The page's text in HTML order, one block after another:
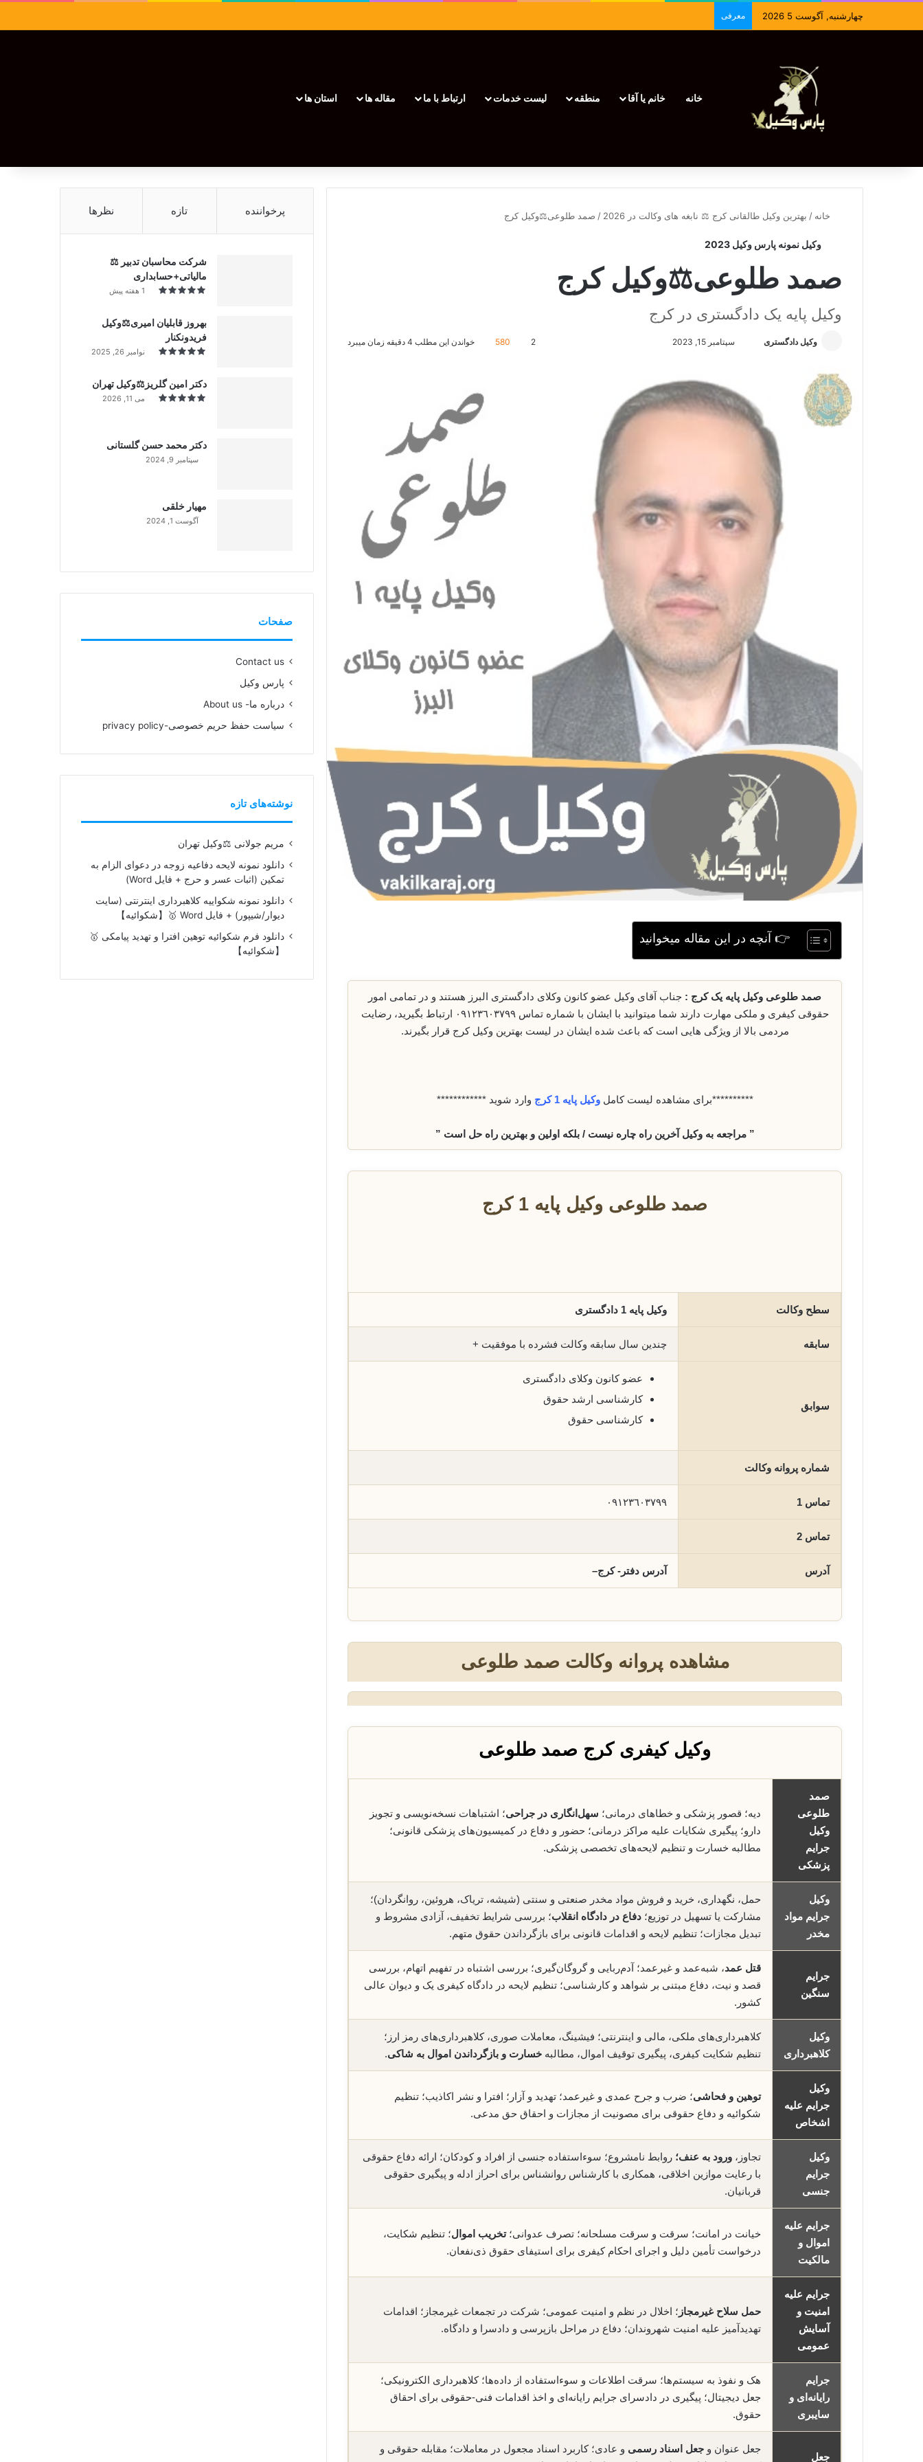
چهارشنبه, آگوست 5 2026 معرفی
خانه خانم یا آقا منطقه لیست خدمات ارتباط با ما مقاله ها استان ها
خانه / بهترین وکیل طالقانی کرج ⚖️ نابغه های وکالت در 2026 / صمد طلوعی⚖️وکیل کرج
وکیل نمونه پارس وکیل 2023
صمد طلوعی⚖️وکیل کرج
وکیل پایه یک دادگستری در کرج
وکیل دادگستری
ل
ا
سپتامبر 15, 2023 2
580 خواندن این مطلب 4 دقیقه زمان میبرد
👉 آنچه در این مقاله میخوانید
صمد طلوعی وکیل پایه‌ یک کرج : جناب آقای وکیل عضو کانون وکلای دادگستری البرز هستند و در تمامی امور
حقوقی کیفری و ملکی مهارت دارند شما میتوانید با ایشان با شماره تماس ٠٩١٢٣٦٠٣٧٩٩ ارتباط بگیرید، رضایت
مردمی بالا از ویژگی هایی است که باعث شده ایشان در لیست بهترین وکیل کرج قرار بگیرند.
**********برای مشاهده لیست کاملوکیل پایه 1 کرج وارد شوید ************
” مراجعه به وکیل آخرین راه چاره نیست / بلکه اولین و بهترین راه حل است ”
صمد طلوعی وکیل پایه 1 کرج
سطح وکالت وکیل پایه 1 دادگستری
سابقه چندین سال سابقه وکالت فشرده با موفقیت +
سوابق
عضو کانون وکلای دادگستری
کارشناسی ارشد حقوق
کارشناسی حقوق
شماره پروانه وکالت
تماس 1 ٠٩١٢٣٦٠٣٧٩٩
تماس 2
آدرس آدرس دفتر- کرج–
مشاهده پروانه وکالت صمد طلوعی
وکیل کیفری کرج صمد طلوعی
صمد
طلوعی
وکیل
جرایم
پزشکی
دیه؛ قصور پزشکی و خطاهای درمانی؛ سهل‌انگاری در جراحی؛ اشتباهات نسخه‌نویسی و تجویز
دارو؛ پیگیری شکایات علیه مراکز درمانی؛ حضور و دفاع در کمیسیون‌های پزشکی قانونی؛
مطالبه خسارت و تنظیم لایحه‌های تخصصی پزشکی.
وکیل
جرایم مواد
مخدر
حمل، نگهداری، خرید و فروش مواد مخدر صنعتی و سنتی (شیشه، تریاک، هروئین، روانگردان)؛
مشارکت یا تسهیل در توزیع؛ دفاع در دادگاه انقلاب؛ بررسی شرایط تخفیف، آزادی مشروط و
تبدیل مجازات؛ تنظیم لایحه و اقدامات قانونی برای بازگرداندن حقوق متهم.
جرایم
سنگین
قتل عمد، شبه‌عمد و غیرعمد؛ آدم‌ربایی و گروگان‌گیری؛ بررسی اشتباه در تفهیم اتهام، بررسی
قصد و نیت، دفاع مبتنی بر شواهد و کارشناسی؛ تنظیم لایحه در دادگاه کیفری یک و دیوان عالی
کشور.
وکیل
کلاهبرداری
کلاهبرداری‌های ملکی، مالی و اینترنتی؛ فیشینگ، معاملات صوری، کلاهبرداری‌های رمز ارز؛
تنظیم شکایت کیفری، پیگیری توقیف اموال، مطالبه خسارت و بازگرداندن اموال به شاکی.
وکیل
جرایم علیه
اشخاص
توهین و فحاشی؛ ضرب و جرح عمدی و غیرعمد؛ تهدید و آزار؛ افترا و نشر اکاذیب؛ تنظیم
شکوائیه و دفاع حقوقی برای مصونیت از مجازات و احقاق حق مدعی.
وکیل
جرایم
جنسی
تجاوز، ورود به عنف؛ روابط نامشروع؛ سوءاستفاده جنسی از افراد و کودکان؛ ارائه دفاع حقوقی
با رعایت موازین اخلاقی، همکاری با کارشناس روانشناس برای احراز ادله و پیگیری حقوقی
قربانیان.
جرایم علیه
اموال و
مالکیت
خیانت در امانت؛ سرقت و سرقت مسلحانه؛ تصرف عدوانی؛تخریب اموال؛ تنظیم شکایت،
درخواست تأمین دلیل و اجرای احکام کیفری برای استیفای حقوق ذی‌نفعان.
جرایم علیه
امنیت و
آسایش
عمومی
حمل سلاح غیرمجاز ؛ اخلال در نظم و امنیت عمومی؛ شرکت در تجمعات غیرمجاز؛ اقدامات
تهدیدآمیز علیه امنیت شهروندان؛ دفاع در مراحل بازپرسی و دادسرا و دادگاه.
جرایم
رایانه‌ای و
سایبری
هک و نفوذ به سیستم‌ها؛ سرقت اطلاعات و سوء‌استفاده از داده‌ها؛ کلاهبرداری الکترونیکی؛
جعل دیجیتال؛ پیگیری در دادسرای جرایم رایانه‌ای و اخذ اقدامات فنی-حقوقی برای احقاق
حقوق.
جعل
جعل عنوان و جعل اسناد رسمی و عادی؛ کاربرد اسناد مجعول در معاملات؛ مقابله حقوقی و
پرخواننده تازه نظرها
شرکت محاسبان تدبیر ⚖️
مالیاتی+حسابداری
1 هفته پیش
بهروز قابلیان امیری⚖️وکیل
فریدونکنار
نوامبر 26, 2025
دکتر امین گلریز⚖️وکیل تهران
می 11, 2026
دکتر محمد حسن گلستانی
سپتامبر 9, 2024
مهیار خلقی
آگوست 1, 2024
صفحات
Contact us
پارس وکیل
درباره ما- About us
سیاست حفظ حریم خصوصی-privacy policy
نوشته‌های تازه
مریم جولانی ⚖️وکیل تهران
دانلود نمونه لایحه دفاعیه زوجه در دعوای الزام به
تمکین (اثبات عسر و حرج + فایل Word)
دانلود نمونه شکواییه کلاهبرداری اینترنتی (سایت
دیوار/شیپور) + فایل Word 🥇【شکوائیه】
دانلود فرم شکوائیه توهین افترا و تهدید پیامکی 🥇
【شکوائیه】